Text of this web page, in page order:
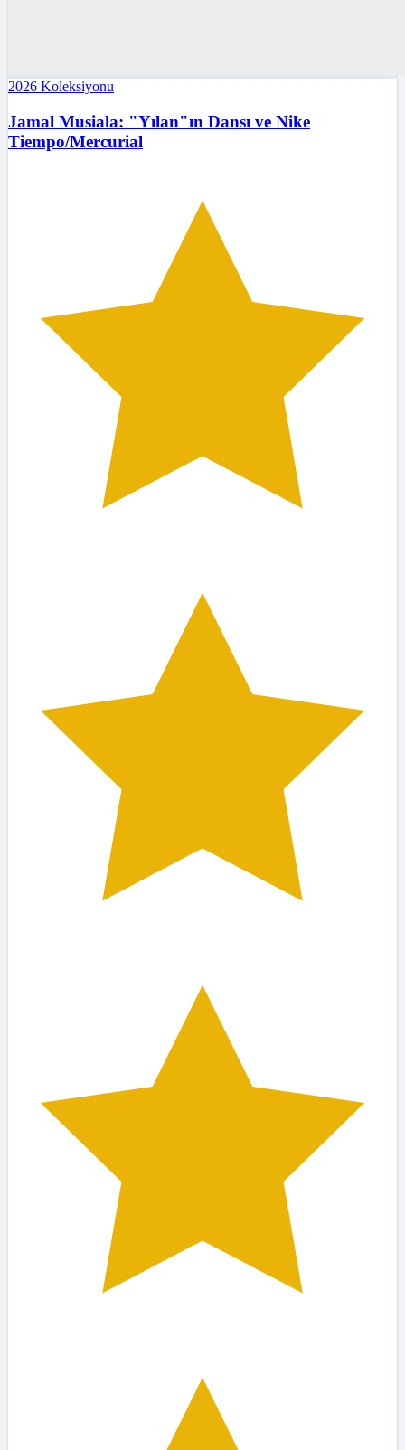
2026 Koleksiyonu
Jamal Musiala: "Yılan"ın Dansı ve Nike
Tiempo/Mercurial